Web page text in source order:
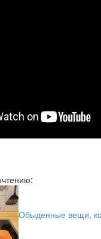
Обыденные вещи,